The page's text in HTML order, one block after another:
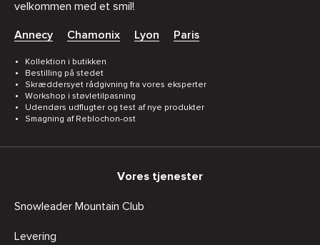
velkommen med et smil!
Annecy Chamonix Lyon Paris
Kollektion i butikken
Bestilling på stedet
Skræddersyet rådgivning fra vores eksperter
Workshop i støvletilpasning
Udendørs udflugter og test af nye produkter
Smagning af Reblochon-ost
Vores tjenester
Snowleader Mountain Club
Levering